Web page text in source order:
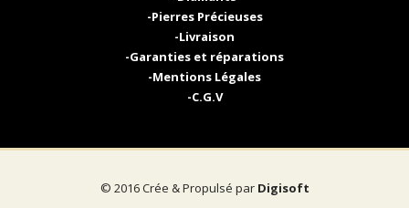
-Pierres Précieuses
-Livraison
-Garanties et réparations
-Mentions Légales
-C.G.V
© 2016 Crée & Propulsé par Digisoft